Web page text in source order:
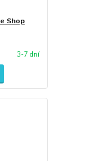
Shop
3-7 dní